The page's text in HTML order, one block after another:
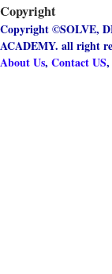
জীববিদ্যা VSQ
Copyright
Copyright ©SOLVE,
ACADEMY. all right
About Us, Contact US,